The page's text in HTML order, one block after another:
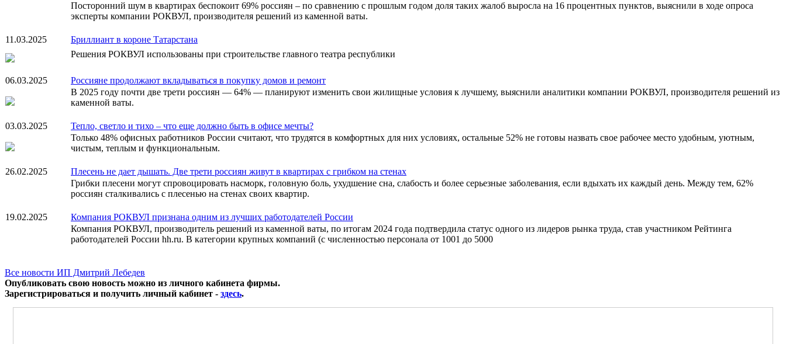
Посторонний шум в квартирах беспокоит 69% россиян – по сравнению с прошлым годом доля таких жалоб выросла на 16 процентных пунктов, выяснили в ходе опроса
эксперты компании РОКВУЛ, производителя решений из каменной ваты.
11.03.2025
Бриллиант в короне Татарстана
Решения РОКВУЛ использованы при строительстве главного театра республики
06.03.2025
Россияне продолжают вкладываться в покупку домов и ремонт
В 2025 году почти две трети россиян — 64% — планируют изменить свои жилищные условия к лучшему, выяснили аналитики компании РОКВУЛ, производителя решений из
каменной ваты.
03.03.2025
Тепло, светло и тихо – что еще должно быть в офисе мечты?
Только 48% офисных работников России считают, что трудятся в комфортных для них условиях, остальные 52% не готовы назвать свое рабочее место удобным, уютным,
чистым, теплым и функциональным.
26.02.2025
Плесень не дает дышать. Две трети россиян живут в квартирах с грибком на стенах
Грибки плесени могут спровоцировать насморк, головную боль, ухудшение сна, слабость и более серьезные заболевания, если вдыхать их каждый день. Между тем, 62%
россиян сталкивались с плесенью на стенах своих квартир.
19.02.2025
Компания РОКВУЛ признана одним из лучших работодателей России
Компания РОКВУЛ, производитель решений из каменной ваты, по итогам 2024 года подтвердила статус одного из лидеров рынка труда, став участником Рейтинга
работодателей России hh.ru. В категории крупных компаний (с численностью персонала от 1001 до 5000
Все новости ИП Дмитрий Лебедев
Опубликовать свою новость можно из личного кабинета фирмы.
Зарегистрироваться и получить личный кабинет - здесь.